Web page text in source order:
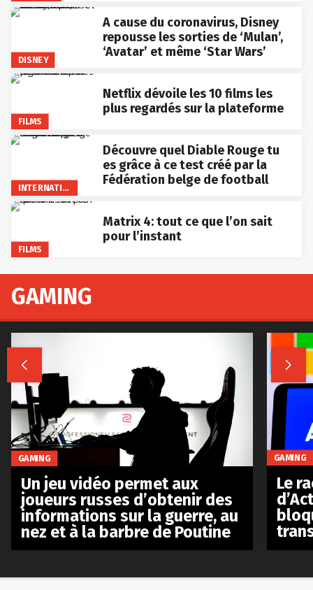
DISNEY
A cause du coronavirus, Disney
repousse les sorties de ‘Mulan’,
‘Avatar’ et même ‘Star Wars’
FILMS
Netflix dévoile les 10 films les
plus regardés sur la plateforme
INTERNATIONAL
Découvre quel Diable Rouge tu
es grâce à ce test créé par la
Fédération belge de football
FILMS
Matrix 4: tout ce que l’on sait
pour l’instant
GAMING
 
GAMING
Un jeu vidéo permet aux
joueurs russes d’obtenir des
informations sur la guerre, au
nez et à la barbre de Poutine
GAMING
Le